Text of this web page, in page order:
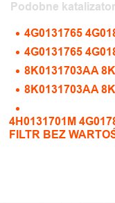
Podobne
4G0131765
4G0131765
8K0131703AA
8K0131703AA
4H0131701M
FILTR BEZ